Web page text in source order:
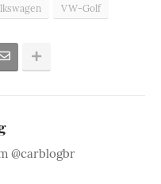
VW-Golf
@carblogbr